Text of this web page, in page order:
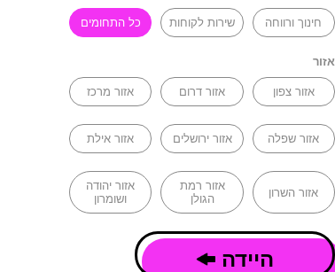
חינוך ורווחה שירות לקוחות כל התחומים
אזור
אזור צפון אזור דרום אזור מרכז
אזור שפלה אזור ירושלים אזור אילת
אזור השרון
אזור רמת
הגולן
אזור יהודה
ושומרון
היידה